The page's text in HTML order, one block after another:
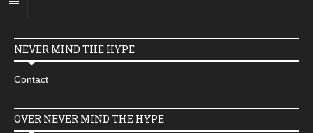
NEVER MIND THE HYPE
Contact
OVER NEVER MIND THE HYPE